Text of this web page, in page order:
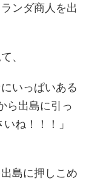
ンダ商人を出
、
いっぱいある
ら出島に引っ
ね！！！」
島に押しこめ